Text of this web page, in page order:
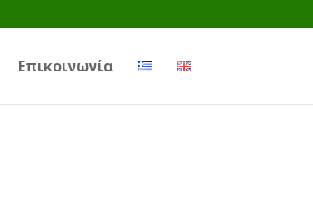
Επικοινωνία